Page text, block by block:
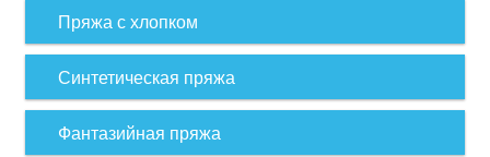
Пряжа с хлопком
Синтетическая пряжа
Фантазийная пряжа